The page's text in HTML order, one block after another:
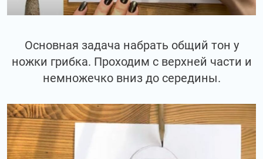
Основная задача набрать общий тон у
ножки грибка. Проходим с верхней части и
немножечко вниз до середины.